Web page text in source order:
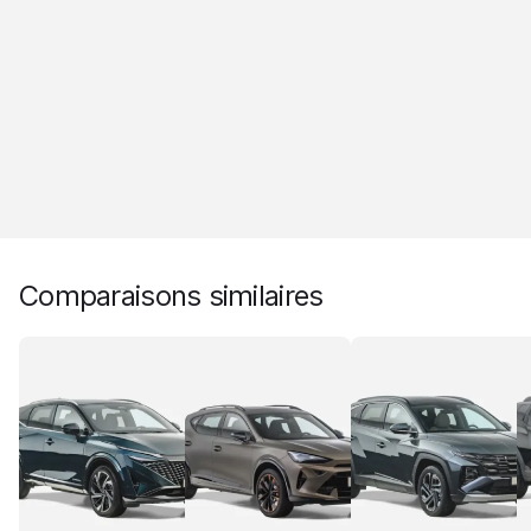
Comparaisons similaires